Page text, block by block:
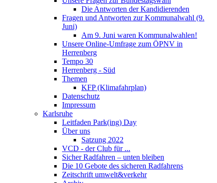
Die Antworten der Kandidierenden
Fragen und Antworten zur Kommunalwahl (9.
Juni)
Am 9. Juni waren Kommunalwahlen!
Unsere Online-Umfrage zum ÖPNV in
Herrenberg
Tempo 30
Herrenberg - Süd
Themen
KFP (Klimafahrplan)
Datenschutz
Impressum
Karlsruhe
Leitfaden Park(ing) Day
Über uns
Satzung 2022
VCD - der Club für ...
Sicher Radfahren – unten bleiben
Die 10 Gebote des sicheren Radfahrens
Zeitschrift umwelt&verkehr